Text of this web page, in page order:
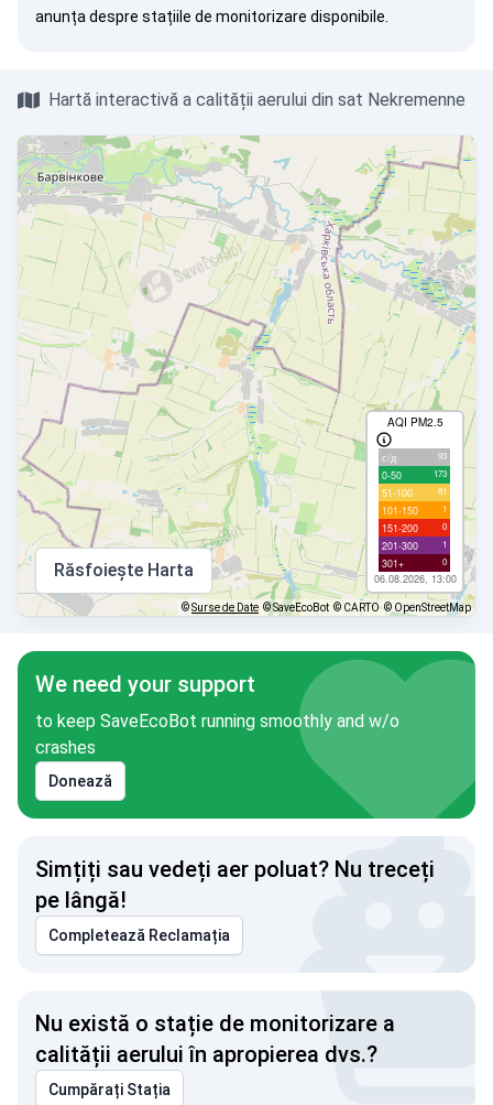
anunța despre stațiile de monitorizare disponibile.
Hartă interactivă a calității aerului din sat Nekremenne
AQI PM2.5
с/д 93
0-50 173
51-100 81
101-150 1
151-200 0
201-300 1
301+ 0
06.08.2026, 13:00
Răsfoiește Harta
©Surse de Date © SaveEcoBot © CARTO © OpenStreetMap
We need your support
to keep SaveEcoBot running smoothly and w/o
crashes
Donează
Simțiți sau vedeți aer poluat? Nu treceți
pe lângă!
Completează Reclamația
Nu există o stație de monitorizare a
calității aerului în apropierea dvs.?
Cumpărați Stația